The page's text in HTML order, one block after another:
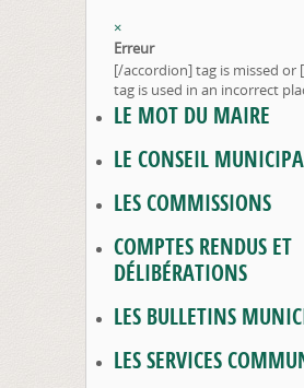
×
Erreur
[/accordion] tag is missed or
tag is used in an incorrect
LE MOT DU MAIRE
LE CONSEIL
LES COMMISSIONS
COMPTES RENDUS ET
DÉLIBÉRATIONS
LES BULLETINS
LES SERVICES